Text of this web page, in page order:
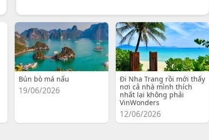
Bún bò má nấu
19/06/2026
Đi Nha Trang rồi mới thấy
nơi cả nhà mình thích
nhất lại không phải
VinWonders
12/06/2026